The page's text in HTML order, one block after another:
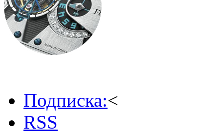
Подписка:<
RSS